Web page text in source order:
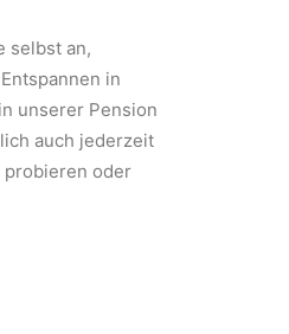
selbst an,
in
unserer Pension
auch jederzeit
probieren oder